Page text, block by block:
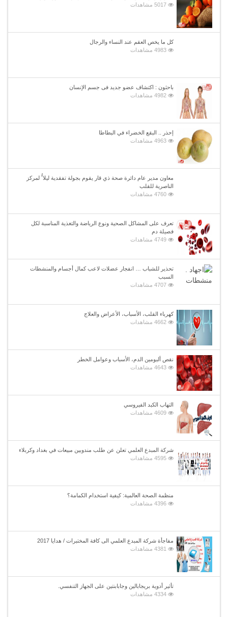
5017 مشاهدات
كل ما يخص العقم عند النساء والرجال
4983 مشاهدات
باحثون : اكتشاف عضو جديد فى جسم الإنسان
4982 مشاهدات
إحذر .. البقع الخضراء في البطاطا
4963 مشاهدات
معاون مدير عام دائرة صحة ذي قار يقوم بجولة تفقدية ليلا ًُ لمركز
الناصرية للقلب
4760 مشاهدات
تعرف على المشاكل الصحية ونوع الرياضة والتغذية المناسبة لكل
فصيلة دم
4749 مشاهدات
تحذير للشباب … انفجار عضلات لاعب كمال أجسام والمنشطات
السبب
4707 مشاهدات
كهرباء القلب، الأسباب، الأعراض والعلاج
4662 مشاهدات
نقص ألبومين الدم، الأسباب وعوامل الخطر
4643 مشاهدات
التهاب الكبد الفيروسي
4609 مشاهدات
شركة المبدع العلمي تعلن عن طلب مندوبين مبيعات في بغداد وكربلاء
4595 مشاهدات
منظمة الصحة العالمية: كيفية استخدام الكمامة؟
4396 مشاهدات
مفاجأة شركة المبدع العلمي الى كافة المختبرات / هدايا 2017
4381 مشاهدات
تأثير أدوية بريجابالين وجابابنتين على الجهاز التنفسي.
4334 مشاهدات